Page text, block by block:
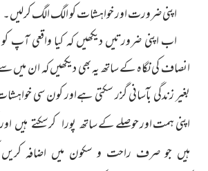
اپنی ضرورت اور خواہشات کو الگ الگ کرلیں۔
اب اپنی ضرورتیں دیکھیں کہ کیا واقعی
انصاف کی نگاہ کے ساتھ یہ بھی دیکھیں کہ ان میں
بغیر زندگی بآسانی گزر سکتی ہےاور کون سی
اپنی ہمت اور حوصلے کے ساتھ پورا کرسکتے ہیں
ہیں جو صرف راحت و سکون میں اضافہ